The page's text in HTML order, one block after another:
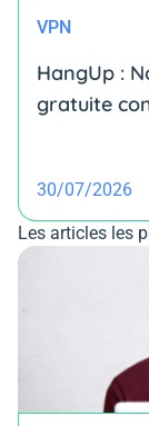
VPN
HangUp :
gratuite
30/07/2026
Les articles les